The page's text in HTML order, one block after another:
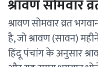
श्रावण सोमवार
श्रावण सोमवार व्रत
है, जो श्रावण (सावन)
हिंदू पंचांग के अनुसार